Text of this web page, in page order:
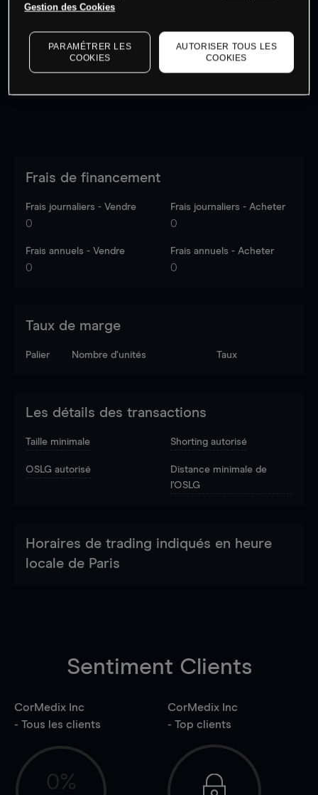
dernières données du marché.
market data
Frais de financement
Frais journaliers - Vendre
0
Frais journaliers - Acheter
0
Frais annuels - Vendre
0
Frais annuels - Acheter
0
Taux de marge
Palier Nombre d’unités Taux
Les détails des transactions
Taille minimale Shorting autorisé
OSLG autorisé
Distance minimale de
l'OSLG
Horaires de trading indiqués en heure
locale de Paris
Sentiment Clients
CorMedix Inc
- Tous les clients
0%
CorMedix Inc
- Top clients
Gestion des Cookies
PARAMÉTRER LES
COOKIES
AUTORISER TOUS LES
COOKIES